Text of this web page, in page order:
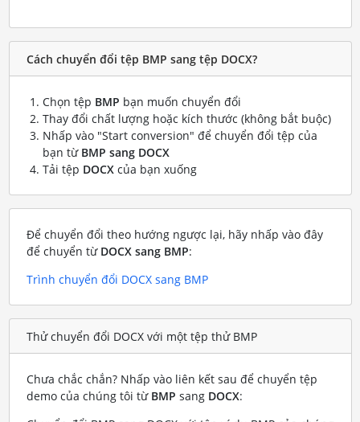
Cách chuyển đổi tệp BMP sang tệp DOCX?
Chọn tệp BMP bạn muốn chuyển đổi
Thay đổi chất lượng hoặc kích thước (không bắt buộc)
Nhấp vào "Start conversion" để chuyển đổi tệp của
bạn từ BMP sang DOCX
Tải tệp DOCXcủa bạn xuống
Để chuyển đổi theo hướng ngược lại, hãy nhấp vào đây
để chuyển từ DOCX sang BMP:
Trình chuyển đổi DOCX sang BMP
Thử chuyển đổi DOCX với một tệp thử BMP
Chưa chắc chắn? Nhấp vào liên kết sau để chuyển tệp
demo của chúng tôi từ BMP sang DOCX: